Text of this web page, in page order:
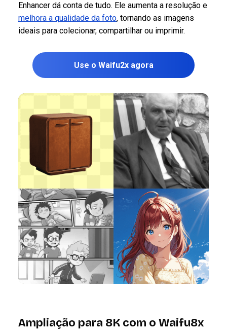
Enhancer dá conta de tudo. Ele aumenta a resolução e
melhora a qualidade da foto, tornando as imagens
ideais para colecionar, compartilhar ou imprimir.
Use o Waifu2x agora
Ampliação para 8K com o Waifu8x